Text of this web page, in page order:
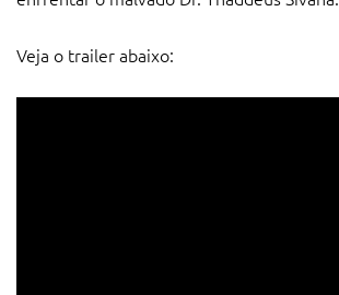
Veja o trailer abaixo: